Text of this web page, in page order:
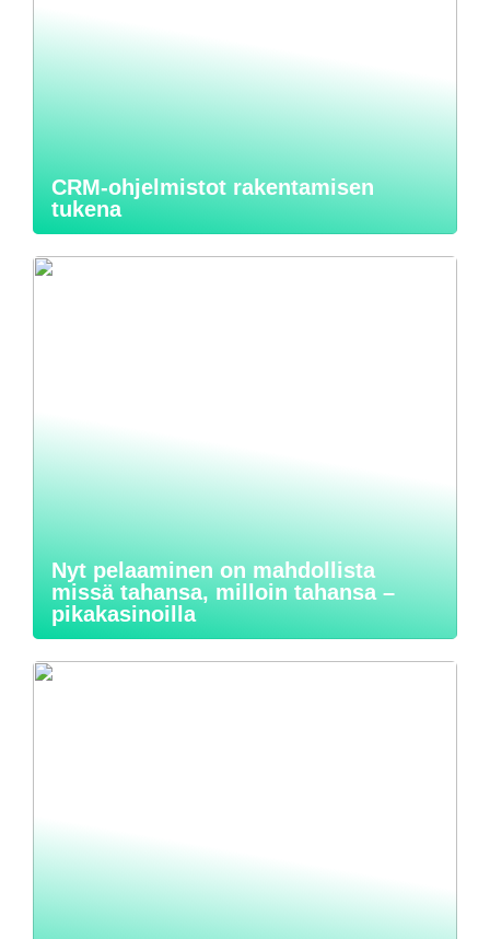
CRM-ohjelmistot rakentamisen
tukena
Nyt pelaaminen on mahdollista
missä tahansa, milloin tahansa –
pikakasinoilla